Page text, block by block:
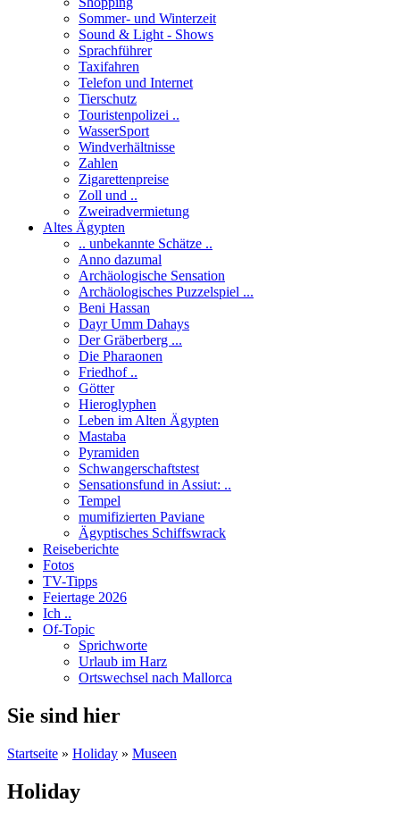
Sommer- und Winterzeit
Sound & Light - Shows
Sprachführer
Taxifahren
Telefon und Internet
Tierschutz
Touristenpolizei ..
WasserSport
Windverhältnisse
Zahlen
Zigarettenpreise
Zoll und ..
Zweiradvermietung
Altes Ägypten
.. unbekannte Schätze ..
Anno dazumal
Archäologische Sensation
Archäologisches Puzzelspiel ...
Beni Hassan
Dayr Umm Dahays
Der Gräberberg ...
Die Pharaonen
Friedhof ..
Götter
Hieroglyphen
Leben im Alten Ägypten
Mastaba
Pyramiden
Schwangerschaftstest
Sensationsfund in Assiut: ..
Tempel
mumifizierten Paviane
Ägyptisches Schiffswrack
Reiseberichte
Fotos
TV-Tipps
Feiertage 2026
Ich ..
Of-Topic
Sprichworte
Urlaub im Harz
Ortswechsel nach Mallorca
Sie sind hier
Startseite » Holiday » Museen
Holiday